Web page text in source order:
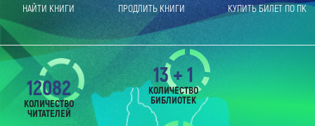
НАЙТИ КНИГИ ПРОДЛИТЬ КНИГИ КУПИТЬ БИЛЕТ ПО ПК
12082
КОЛИЧЕСТВО
ЧИТАТЕЛЕЙ
13 + 1
КОЛИЧЕСТВО
БИБЛИОТЕК